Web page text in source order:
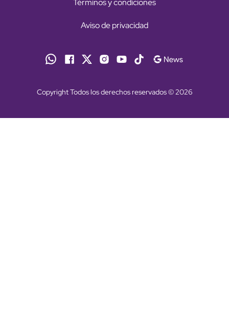
Términos y condiciones
Aviso de privacidad
Copyright Todos los derechos reservados © 2026